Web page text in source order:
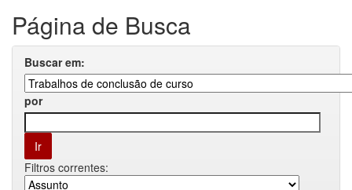
Página de Busca
Buscar em:
por
Filtros correntes: